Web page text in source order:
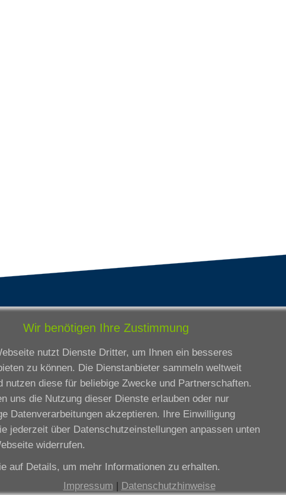
Standorte
am Main
Fulda
Kassel
Fortbildungszentrum
Bildungsangebot
Ausbildung
Zertifikatslehrgänge
Fortbildung
Datenschutzeinstellungen anpassen
Wir benötigen Ihre Zustimmung
nutzt Dienste Dritter, um Ihnen ein besseres
zu können. Die Dienstanbieter sammeln weltweit
nutzen diese für beliebige Zwecke und Partnerschaften.
uns die Nutzung dieser Dienste erlauben oder nur
Datenverarbeitungen akzeptieren. Ihre Einwilligung
jederzeit über Datenschutzeinstellungen anpassen unten
widerrufen.
auf Details, um mehr Informationen zu erhalten.
Impressum | Datenschutzhinweise